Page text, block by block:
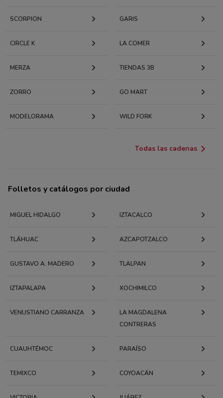
SCORPION GARIS
CIRCLE K LA COMER
MERZA TIENDAS 3B
ZORRO GO MART
MODELORAMA WILD FORK
Todas las cadenas
Folletos y catálogos por ciudad
MIGUEL HIDALGO IZTACALCO
TLÁHUAC AZCAPOTZALCO
GUSTAVO A. MADERO TLALPAN
IZTAPALAPA XOCHIMILCO
VENUSTIANO CARRANZA
LA MAGDALENA
CONTRERAS
CUAUHTÉMOC PARAÍSO
TEMIXCO COYOACÁN